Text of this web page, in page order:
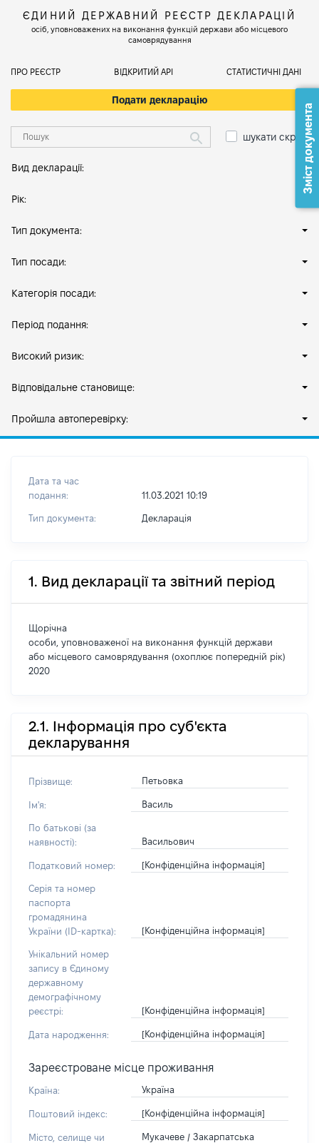
ЄДИНИЙ ДЕРЖАВНИЙ РЕЄСТР ДЕКЛАРАЦІЙ
осіб, уповноважених на виконання функцій держави або місцевого
самоврядування
ПРО РЕЄСТР ВІДКРИТИЙ АРІ СТАТИСТИЧНІ ДАНІ
Подати декларацію
шукати скрізь
Вид декларації:
Рік:
Тип документа:
Тип посади:
Категорія посади:
Період подання:
Високий ризик:
Відповідальне становище:
Пройшла автоперевірку:
Дата та час
подання:
11.03.2021 10:19
Тип документа: Декларація
1. Вид декларації та звітний період
Щорічна
особи, уповноваженої на виконання функцій держави
або місцевого самоврядування (охоплює попередній рік)
2020
2.1. Інформація про суб'єкта
декларування
Прізвище: Петьовка
Ім'я: Василь
По батькові (за
наявності):
Васильович
Податковий номер: [Конфіденційна інформація]
Серія та номер
паспорта
громадянина
України (ID-картка):
[Конфіденційна інформація]
Унікальний номер
запису в Єдиному
державному
демографічному
реєстрі:
[Конфіденційна інформація]
Дата народження: [Конфіденційна інформація]
Зареєстроване місце проживання
Країна: Україна
Поштовий індекс: [Конфіденційна інформація]
Місто, селище чи
Мукачеве / Закарпатська
Зміст документа